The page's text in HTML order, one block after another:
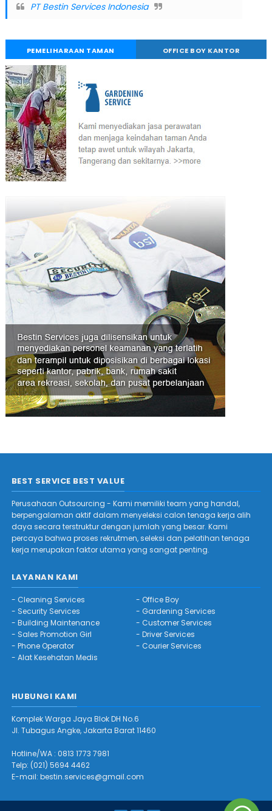
PT Bestin Services Indonesia
PEMELIHARAAN TAMAN OFFICE BOY KANTOR
BEST SERVICE BEST VALUE
Perusahaan Outsourcing - Kami memiliki team yang handal,
berpengalaman aktif dalam menyeleksi calon tenaga kerja alih
daya secara terstruktur dengan jumlah yang besar. Kami
percaya bahwa proses rekrutmen, seleksi dan pelatihan tenaga
kerja merupakan faktor utama yang sangat penting.
LAYANAN KAMI
- Cleaning Services
- Security Services
- Building Maintenance
- Sales Promotion Girl
- Phone Operator
- Alat Kesehatan Medis
- Office Boy
- Gardening Services
- Customer Services
- Driver Services
- Courier Services
HUBUNGI KAMI
Komplek Warga Jaya Blok DH No.6
Jl. Tubagus Angke, Jakarta Barat 11460
Hotline/WA : 0813 1773 7981
Telp: (021) 5694 4462
E-mail: bestin.services@gmail.com